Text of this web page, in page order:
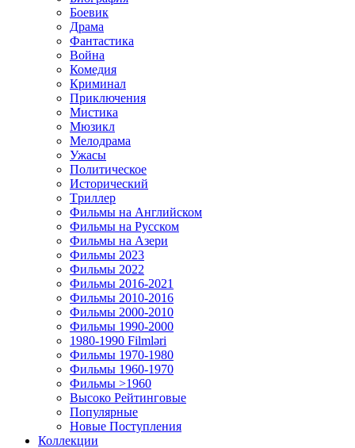
Боевик
Драма
Фантастика
Война
Комедия
Криминал
Приключения
Мистика
Мюзикл
Мелодрама
Ужасы
Политическое
Исторический
Tриллер
Фильмы на Английском
Фильмы на Русском
Фильмы на Азери
Фильмы 2023
Фильмы 2022
Фильмы 2016-2021
Фильмы 2010-2016
Фильмы 2000-2010
Фильмы 1990-2000
1980-1990 Filmləri
Фильмы 1970-1980
Фильмы 1960-1970
Фильмы >1960
Высоко Рейтинговые
Популярные
Новые Поступления
Коллекции